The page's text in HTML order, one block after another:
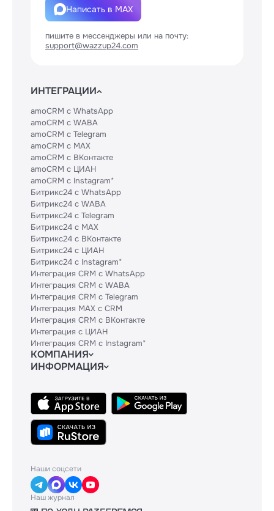
Написать в MAX
пишите в мессенджеры или на почту:
support@wazzup24.com
ИНТЕГРАЦИИ
amoCRM с WhatsApp
amoCRM с WABA
amoCRM с Telegram
amoCRM с MAX
amoCRM с ВКонтакте
amoCRM с ЦИАН
amoCRM с Instagram*
Битрикс24 с WhatsApp
Битрикс24 с WABA
Битрикс24 с Telegram
Битрикс24 с MAX
Битрикс24 с ВКонтакте
Битрикс24 с ЦИАН
Битрикс24 с Instagram*
Интеграция CRM с WhatsApp
Интеграция CRM с WABA
Интеграция CRM с Telegram
Интеграция MAX с CRM
Интеграция CRM с ВКонтакте
Интеграция с ЦИАН
Интеграция CRM с Instagram*
КОМПАНИЯ
Блог
Контакты
Политики и соглашения
Сведения об ИТ-деятельности
ИНФОРМАЦИЯ
Техническим партнерам
Тарифы
API
База знаний
Наши соцсети
Наш журнал